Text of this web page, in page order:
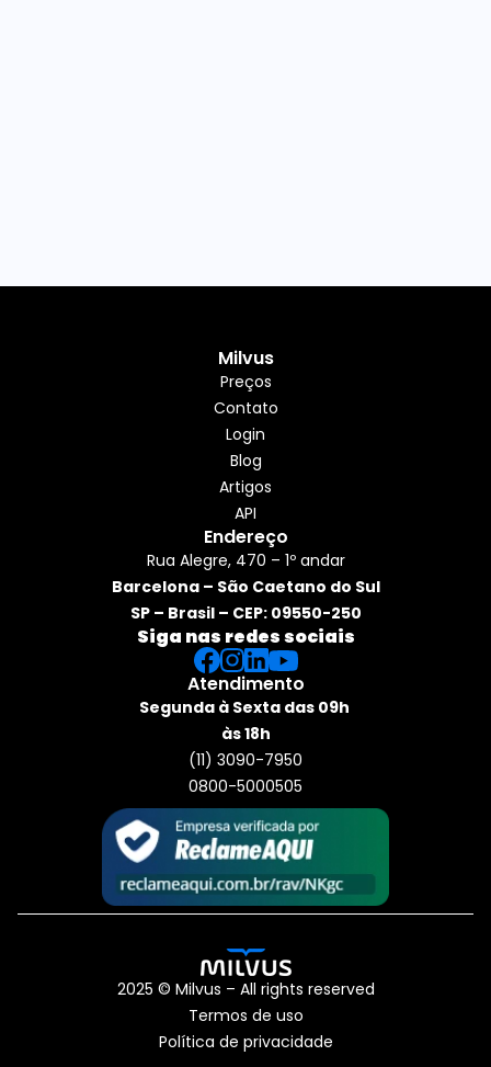
Milvus
Preços
Contato
Login
Blog
Artigos
API
Endereço
Rua Alegre, 470 – 1º andar
Barcelona – São Caetano do Sul
SP – Brasil – CEP: 09550-250
Siga nas redes sociais
Atendimento
Segunda à Sexta das 09h
às 18h
(11) 3090-7950
0800-5000505
2025 © Milvus – All rights reserved
Termos de uso
Política de privacidade